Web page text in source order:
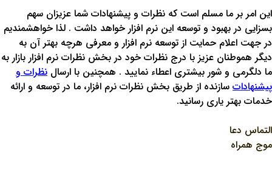
اين امر بر ما مسلم است که نظرات و پيشنهادات شما عزيزان سهم
بسزايي در بهبود و توسعه اين نرم افزار خواهد داشت . لذا خواهشمنديم
در جهت اعلام حمايت از توسعه نرم افزار و معرفي هرچه بهتر آن به
ديگر هموطنان عزيز با درج نظرات خود در بخش نظرات نرم افزار بازار به
ما دلگرمي و شور بيشتري اعطاء نماييد . همچنين با ارسال نظرات و
پیشنهادات سازنده از طريق بخش نظرات نرم افزار، ما در توسعه و ارائه
خدمات بهتر ياري رسانيد.
التماس دعا
موج همراه